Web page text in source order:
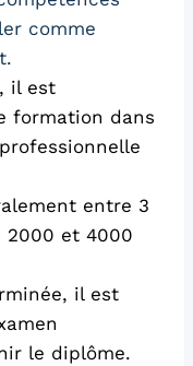
comme
il est
formation dans
entre 3
2000 et 4000
il est
le diplôme.